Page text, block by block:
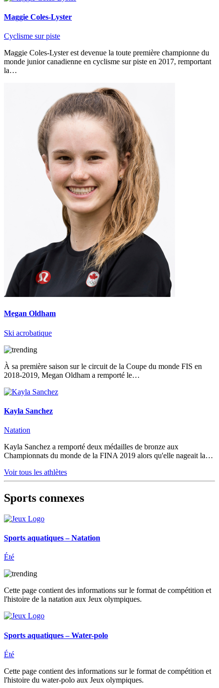
Maggie Coles-Lyster
Cyclisme sur piste
Maggie Coles-Lyster est devenue la toute première championne du
monde junior canadienne en cyclisme sur piste en 2017, remportant
la…
Megan Oldham
Ski acrobatique
À sa première saison sur le circuit de la Coupe du monde FIS en
2018-2019, Megan Oldham a remporté le…
Kayla Sanchez
Natation
Kayla Sanchez a remporté deux médailles de bronze aux
Championnats du monde de la FINA 2019 alors qu'elle nageait la…
Voir tous les athlètes
Sports connexes
Sports aquatiques – Natation
Été
Cette page contient des informations sur le format de compétition et
l'histoire de la natation aux Jeux olympiques.
Sports aquatiques – Water-polo
Été
Cette page contient des informations sur le format de compétition et
l'histoire du water-polo aux Jeux olympiques.